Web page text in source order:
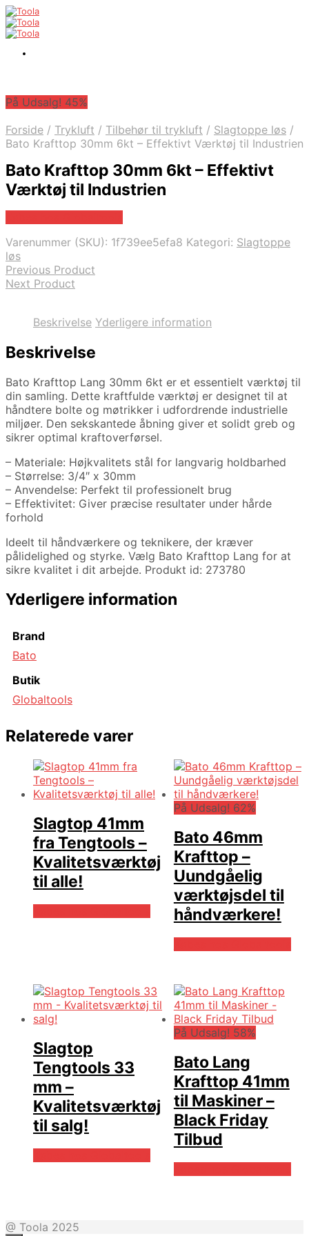
På Udsalg! 45%
Forside / Trykluft / Tilbehør til trykluft / Slagtoppe løs /
Bato Krafttop 30mm 6kt – Effektivt Værktøj til Industrien
Bato Krafttop 30mm 6kt – Effektivt
Værktøj til Industrien
Varenummer (SKU): 1f739ee5efa8 Kategori: Slagtoppe
løs
Previous Product
Next Product
Beskrivelse Yderligere information
Beskrivelse
Bato Krafttop Lang 30mm 6kt er et essentielt værktøj til
din samling. Dette kraftfulde værktøj er designet til at
håndtere bolte og møtrikker i udfordrende industrielle
miljøer. Den sekskantede åbning giver et solidt greb og
sikrer optimal kraftoverførsel.
– Materiale: Højkvalitets stål for langvarig holdbarhed
– Størrelse: 3/4″ x 30mm
– Anvendelse: Perfekt til professionelt brug
– Effektivitet: Giver præcise resultater under hårde
forhold
Ideelt til håndværkere og teknikere, der kræver
pålidelighed og styrke. Vælg Bato Krafttop Lang for at
sikre kvalitet i dit arbejde. Produkt id: 273780
Yderligere information
Brand
Bato
Butik
Globaltools
Relaterede varer
Slagtop 41mm
fra Tengtools –
Kvalitetsværktøj
til alle!
På Udsalg! 62%
Bato 46mm
Krafttop –
Uundgåelig
værktøjsdel til
håndværkere!
Slagtop
Tengtools 33
mm –
Kvalitetsværktøj
til salg!
På Udsalg! 58%
Bato Lang
Krafttop 41mm
til Maskiner –
Black Friday
Tilbud
@ Toola 2025